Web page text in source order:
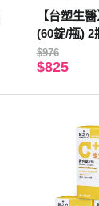
【台塑生
(60錠/瓶) 2
$976
$825